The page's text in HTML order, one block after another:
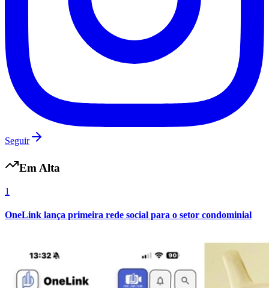
Fluminense
Seguir
Em Alta
1
OneLink lança primeira rede social para o setor condominial